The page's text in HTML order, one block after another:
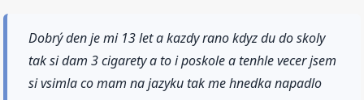
Dobrý den je mi 13 let a kazdy rano kdyz du do skoly
tak si dam 3 cigarety a to i poskole a tenhle vecer jsem
si vsimla co mam na jazyku tak me hnedka napadlo